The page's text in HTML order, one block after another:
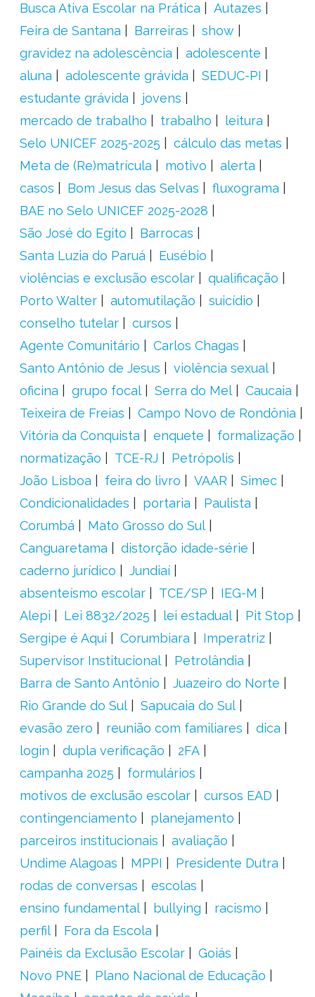
Busca Ativa Escolar na Prática
Autazes
Feira de Santana
Barreiras
show
gravidez na adolescência
adolescente
aluna
adolescente grávida
SEDUC-PI
estudante grávida
jovens
mercado de trabalho
trabalho
leitura
Selo UNICEF 2025-2025
cálculo das metas
Meta de (Re)matrícula
motivo
alerta
casos
Bom Jesus das Selvas
fluxograma
BAE no Selo UNICEF 2025-2028
São José do Egito
Barrocas
Santa Luzia do Paruá
Eusébio
violências e exclusão escolar
qualificação
Porto Walter
automutilação
suicídio
conselho tutelar
cursos
Agente Comunitário
Carlos Chagas
Santo Antônio de Jesus
violência sexual
oficina
grupo focal Serra do Mel
Caucaia
Teixeira de Freias
Campo Novo de Rondônia
Vitória da Conquista
enquete
formalização
normatização
TCE-RJ
Petrópolis
João Lisboa
feira do livro VAAR
Simec
Condicionalidades
portaria
Paulista
Corumbá
Mato Grosso do Sul
Canguaretama
distorção idade-série
caderno jurídico
Jundiaí
absenteísmo escolar
TCE/SP
IEG-M
Alepi
Lei 8832/2025 lei estadual
Pit Stop
Sergipe é Aqui
Corumbiara
Imperatriz
Supervisor Institucional
Petrolândia
Barra de Santo Antônio
Juazeiro do Norte
Rio Grande do Sul
Sapucaia do Sul
evasão zero
reunião com familiares
dica
login
dupla verificação
2FA
campanha 2025
formulários
motivos de exclusão escolar
cursos EAD
contingenciamento
planejamento
parceiros institucionais
avaliação
Undime Alagoas
MPPI
Presidente Dutra
rodas de conversas
escolas
ensino fundamental
bullying
racismo
perfil
Fora da Escola
Painéis da Exclusão Escolar
Goiás
Novo PNE
Plano Nacional de Educação